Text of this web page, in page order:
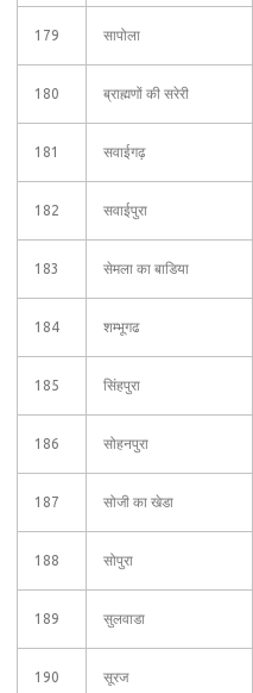
179 सापोला
180 ब्राह्मणों की सरेरी
181 सवाईगढ़
182 सवाईपुरा
183 सेमला का बाडिया
184 शम्भूगढ
185 सिंहपुरा
186 सोहनपुरा
187 सोजी का खेडा
188 सोपुरा
189 सुलवाडा
190 सूरज